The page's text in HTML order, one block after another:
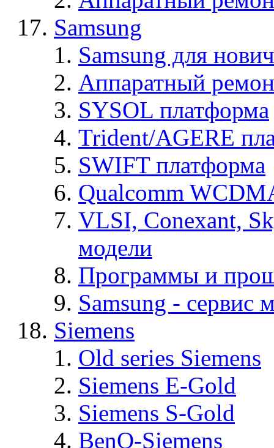
Samsung
Samsung для
Аппаратный
SYSOL платформа
Trident/AGERE
SWIFT платформа
Qualcomm
VLSI, Conexant,
модели
Программы и
Samsung - cервис
Siemens
Old series Siemens
Siemens E-Gold
Siemens S-Gold
BenQ-Siemens